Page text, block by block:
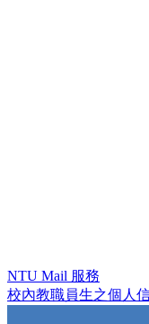
NTU Mail 服務
校內教職員生之個人